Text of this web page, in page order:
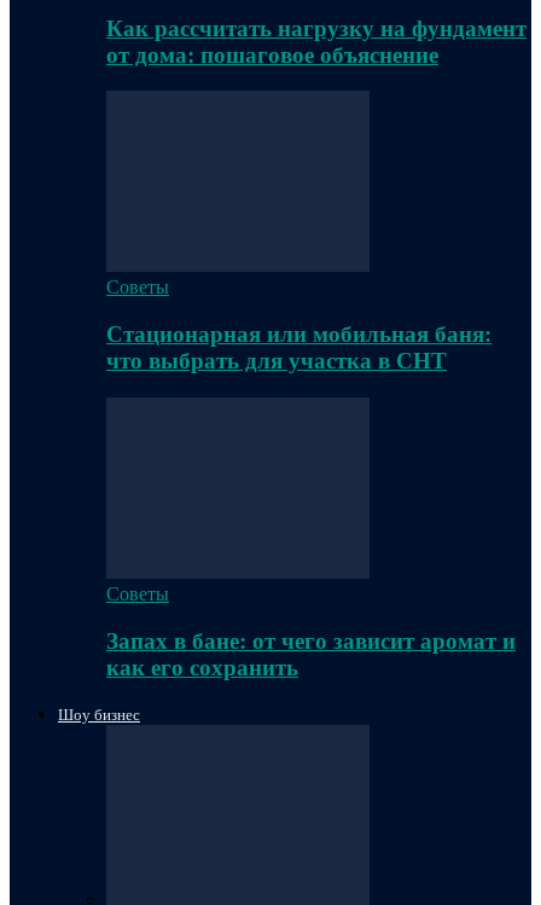
Как рассчитать нагрузку на фундамент
от дома: пошаговое объяснение
Советы
Стационарная или мобильная баня:
что выбрать для участка в СНТ
Советы
Запах в бане: от чего зависит аромат и
как его сохранить
Шоу бизнес